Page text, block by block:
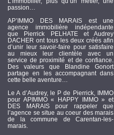
passion…
AP’IMMO DES MARAIS est une
agence immobilière indépendante
que Pierrick PELHATE et Audrey
DACHER ont tous les deux créés afin
d’unir leur savoir-faire pour satisfaire
au mieux leur clientèle avec un
service de proximité et de confiance.
Des valeurs que Blandine Gonort
partage en les accompagnant dans
cette belle aventure…
Le A d’Audrey, le P de Pierrick, IMMO
pour APIMMO « HAPPY IMMO » et
DES MARAIS pour rappeler que
l’agence se situe au coeur des marais
de la commune de Carentan-les-
marais.